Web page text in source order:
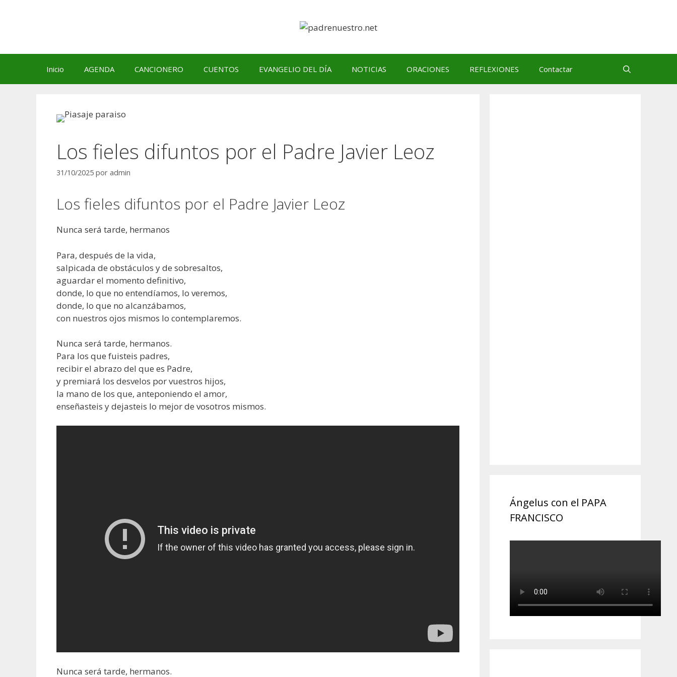
Inicio AGENDA CANCIONERO CUENTOS EVANGELIO DEL DÍA NOTICIAS ORACIONES REFLEXIONES Contactar
Los fieles difuntos por el Padre Javier Leoz
31/10/2025 por admin
Los fieles difuntos por el Padre Javier Leoz
Nunca será tarde, hermanos
Para, después de la vida,
salpicada de obstáculos y de sobresaltos,
aguardar el momento definitivo,
donde, lo que no entendíamos, lo veremos,
donde, lo que no alcanzábamos,
con nuestros ojos mismos lo contemplaremos.
Nunca será tarde, hermanos.
Para los que fuisteis padres,
recibir el abrazo del que es Padre,
y premiará los desvelos por vuestros hijos,
la mano de los que, anteponiendo el amor,
enseñasteis y dejasteis lo mejor de vosotros mismos.
Nunca será tarde, hermanos.
Ángelus con el PAPA
FRANCISCO